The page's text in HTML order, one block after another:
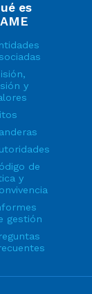
es
y
de
y
gestión